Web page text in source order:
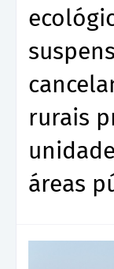
rurais
áreas